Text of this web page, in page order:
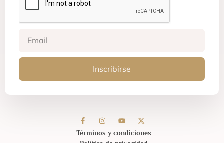
Inscribirse
Términos y condiciones